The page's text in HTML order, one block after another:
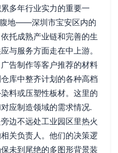
多年行业实力的重要一
地——深圳市宝安区内的
托成熟产业链和完善的生
与服务方面走在中上游。
告制作等客户推荐的材料
库中整齐计划的各种高档
料或压塑性板材。这里的
应制造领域的需求情况.
边不远处工业园区里热火
关负责人。他们的决策逻
未到尾绝的多图形背景装